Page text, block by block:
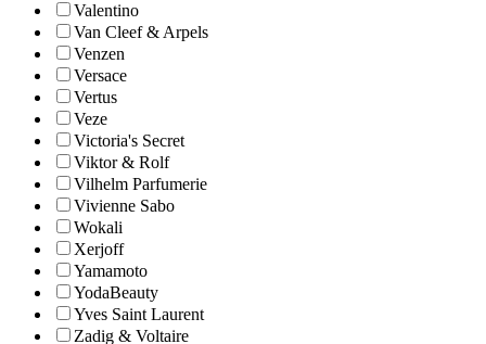
Valentino
Van Cleef & Arpels
Venzen
Versace
Vertus
Veze
Victoria's Secret
Viktor & Rolf
Vilhelm Parfumerie
Vivienne Sabo
Wokali
Xerjoff
Yamamoto
YodaBeauty
Yves Saint Laurent
Zadig & Voltaire